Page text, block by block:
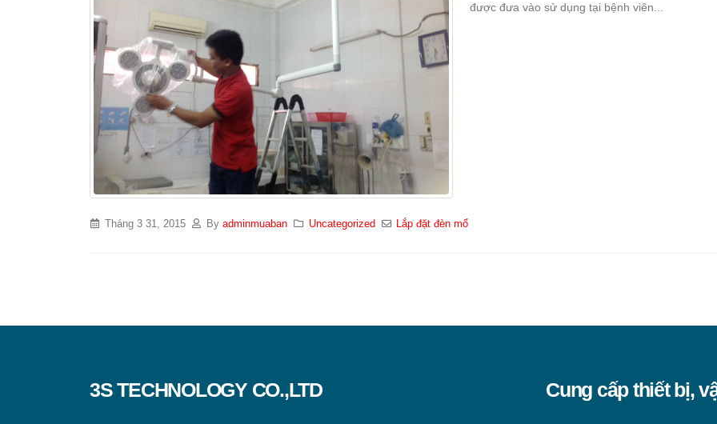
được đưa vào sử dụng tại bệnh viên...
Tháng 3 31, 2015 Byadminmuaban Uncategorized Lắp đặt đèn mổ
3S TECHNOLOGY CO.,LTD Cung cấp thiết bị,